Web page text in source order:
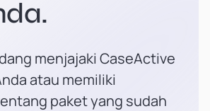
menjajaki CaseActive
atau memiliki
paket yang sudah